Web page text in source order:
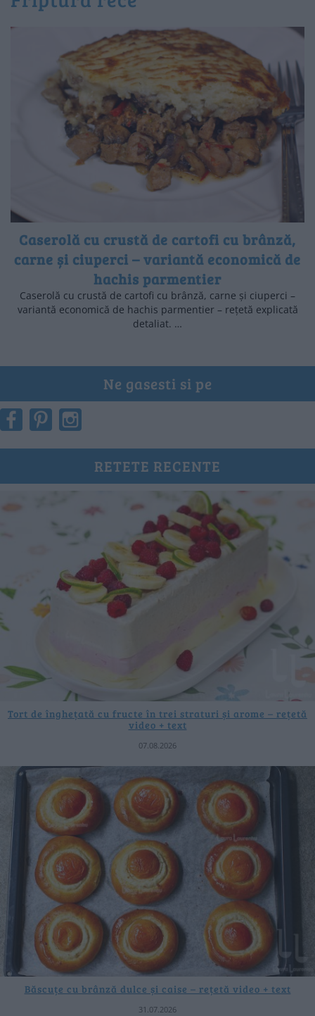
Caserolă cu crustă de cartofi cu brânză,
carne și ciuperci – variantă economică de
hachis parmentier
Caserolă cu crustă de cartofi cu brânză, carne și ciuperci –
variantă economică de hachis parmentier – rețetă explicată
detaliat. …
Ne gasesti si pe
RETETE RECENTE
Tort de înghețată cu fructe în trei straturi și arome – rețetă
video + text
07.08.2026
Băscuțe cu brânză dulce și caise – rețetă video + text
31.07.2026